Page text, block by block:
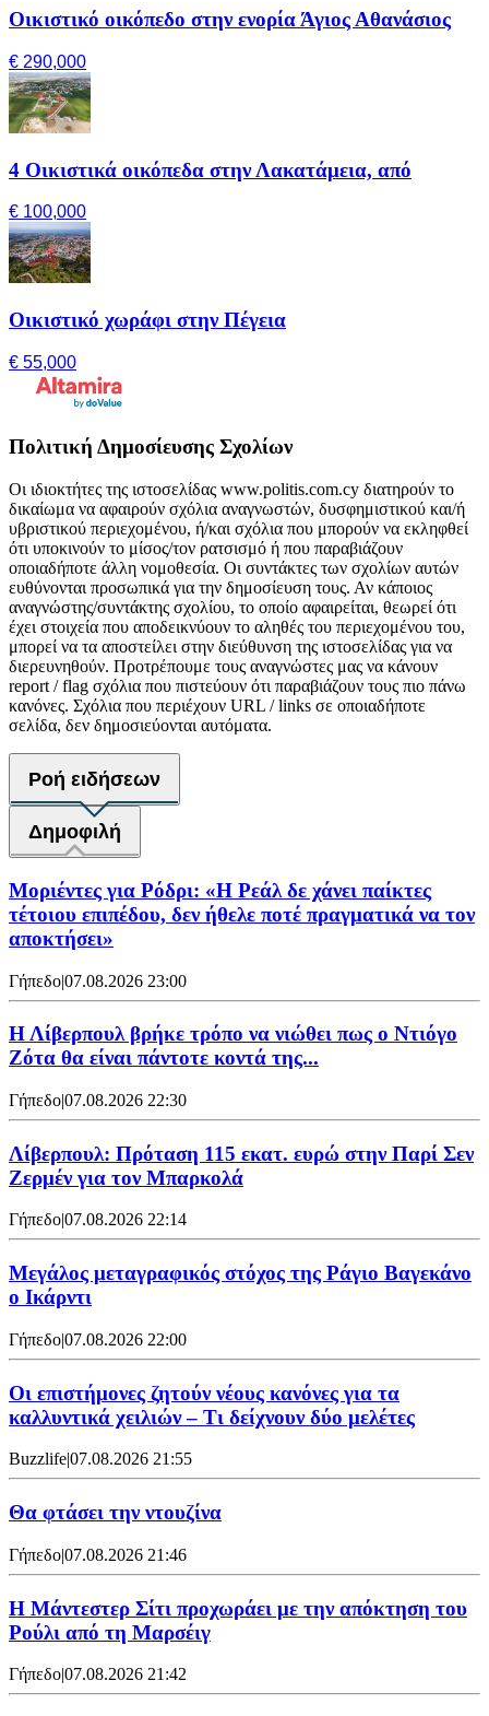
Οικιστικό οικόπεδο στην ενορία Άγιος Αθανάσιος
€ 290,000
4 Οικιστικά οικόπεδα στην Λακατάμεια, από
€ 100,000
Οικιστικό χωράφι στην Πέγεια
€ 55,000
Πολιτική Δημοσίευσης Σχολίων
Οι ιδιοκτήτες της ιστοσελίδας www.politis.com.cy διατηρούν το
δικαίωμα να αφαιρούν σχόλια αναγνωστών, δυσφημιστικού και/ή
υβριστικού περιεχομένου, ή/και σχόλια που μπορούν να εκληφθεί
ότι υποκινούν το μίσος/τον ρατσισμό ή που παραβιάζουν
οποιαδήποτε άλλη νομοθεσία. Οι συντάκτες των σχολίων αυτών
ευθύνονται προσωπικά για την δημοσίευση τους. Αν κάποιος
αναγνώστης/συντάκτης σχολίου, το οποίο αφαιρείται, θεωρεί ότι
έχει στοιχεία που αποδεικνύουν το αληθές του περιεχομένου του,
μπορεί να τα αποστείλει στην διεύθυνση της ιστοσελίδας για να
διερευνηθούν. Προτρέπουμε τους αναγνώστες μας να κάνουν
report / flag σχόλια που πιστεύουν ότι παραβιάζουν τους πιο πάνω
κανόνες. Σχόλια που περιέχουν URL / links σε οποιαδήποτε
σελίδα, δεν δημοσιεύονται αυτόματα.
Ροή ειδήσεων
Δημοφιλή
Μοριέντες για Ρόδρι: «Η Ρεάλ δε χάνει παίκτες
τέτοιου επιπέδου, δεν ήθελε ποτέ πραγματικά να τον
αποκτήσει»
Γήπεδο|07.08.2026 23:00
Η Λίβερπουλ βρήκε τρόπο να νιώθει πως ο Ντιόγο
Ζότα θα είναι πάντοτε κοντά της...
Γήπεδο|07.08.2026 22:30
Λίβερπουλ: Πρόταση 115 εκατ. ευρώ στην Παρί Σεν
Ζερμέν για τον Μπαρκολά
Γήπεδο07.08.2026 22:14
Μεγάλος μεταγραφικός στόχος της Ράγιο Βαγεκάνο
ο Ικάρντι
Γήπεδο|07.08.2026 22:00
Οι επιστήμονες ζητούν νέους κανόνες για τα
καλλυντικά χειλιών – Τι δείχνουν δύο μελέτες
Buzzlife|07.08.2026 21:55
Θα φτάσει την ντουζίνα
Γήπεδο|07.08.2026 21:46
Η Μάντεστερ Σίτι προχωράει με την απόκτηση του
Ρούλι από τη Μαρσέιγ
Γήπεδο|07.08.2026 21:42